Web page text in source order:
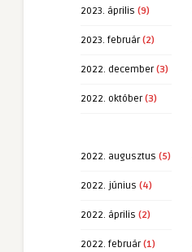
2023. április (9)
2023. február(2)
2022. december(3)
2022. október(3)
2022. augusztus (5)
2022. június (4)
2022. április (2)
2022. február(1)